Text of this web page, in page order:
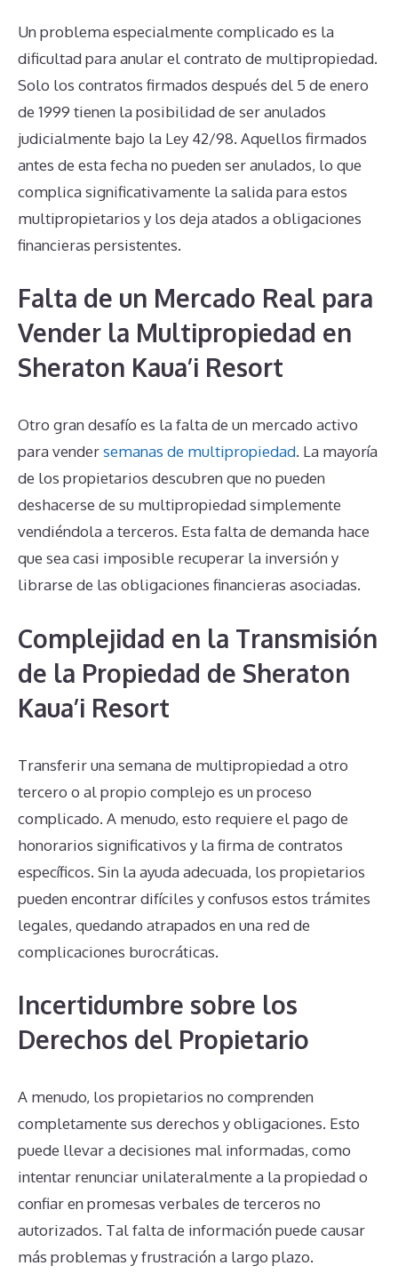
Un problema especialmente complicado es la
dificultad para anular el contrato de multipropiedad.
Solo los contratos firmados después del 5 de enero
de 1999 tienen la posibilidad de ser anulados
judicialmente bajo la Ley 42/98. Aquellos firmados
antes de esta fecha no pueden ser anulados, lo que
complica significativamente la salida para estos
multipropietarios y los deja atados a obligaciones
financieras persistentes.
Falta de un Mercado Real para
Vender la Multipropiedad en
Sheraton Kaua’i Resort
Otro gran desafío es la falta de un mercado activo
para vendersemanas de multipropiedad. La mayoría
de los propietarios descubren que no pueden
deshacerse de su multipropiedad simplemente
vendiéndola a terceros. Esta falta de demanda hace
que sea casi imposible recuperar la inversión y
librarse de las obligaciones financieras asociadas.
Complejidad en la Transmisión
de la Propiedad de Sheraton
Kaua’i Resort
Transferir una semana de multipropiedad a otro
tercero o al propio complejo es un proceso
complicado. A menudo, esto requiere el pago de
honorarios significativos y la firma de contratos
específicos. Sin la ayuda adecuada, los propietarios
pueden encontrar difíciles y confusos estos trámites
legales, quedando atrapados en una red de
complicaciones burocráticas.
Incertidumbre sobre los
Derechos del Propietario
A menudo, los propietarios no comprenden
completamente sus derechos y obligaciones. Esto
puede llevar a decisiones mal informadas, como
intentar renunciar unilateralmente a la propiedad o
confiar en promesas verbales de terceros no
autorizados. Tal falta de información puede causar
más problemas y frustración a largo plazo.